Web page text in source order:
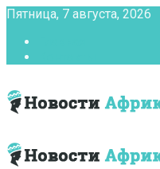
Пятница, 7 августа, 2026